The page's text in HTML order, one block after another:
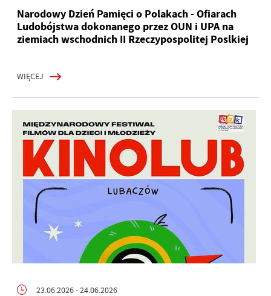
Narodowy Dzień Pamięci o Polakach - Ofiarach
Ludobójstwa dokonanego przez OUN i UPA na
ziemiach wschodnich II Rzeczypospolitej Poslkiej
WIĘCEJ
23.06.2026- 24.06.2026